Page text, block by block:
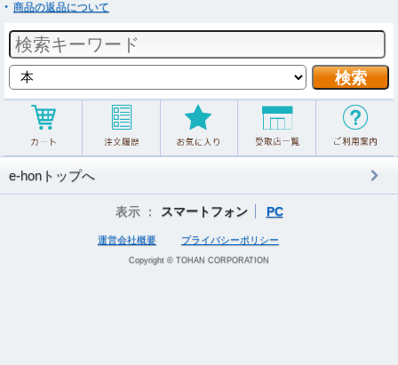
商品の返品について
e-honトップへ
表示 ： スマートフォン PC
運営会社概要 プライバシーポリシー
Copyright © TOHAN CORPORATION